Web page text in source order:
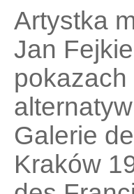
Artystka
Jan
Galerie
Kraków